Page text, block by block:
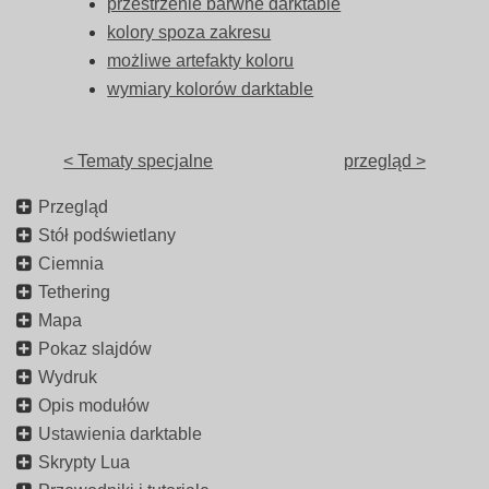
przestrzenie barwne darktable
kolory spoza zakresu
możliwe artefakty koloru
wymiary kolorów darktable
< Tematy specjalne przegląd >
Przegląd
Stół podświetlany
Ciemnia
Tethering
Mapa
Pokaz slajdów
Wydruk
Opis modułów
Ustawienia darktable
Skrypty Lua